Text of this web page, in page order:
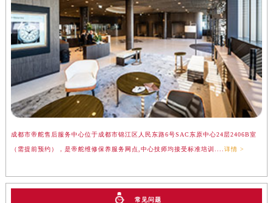
成都市帝舵售后服务中心位于成都市锦江区人民东路6号SAC东原中心24层2406B室
（需提前预约），是帝舵维修保养服务网点,中心技师均接受标准培训.... 详情 >
常见问题